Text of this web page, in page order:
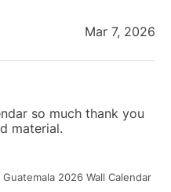
Mar 7, 2026
so much thank you
material.
Guatemala 2026 Wall Calendar